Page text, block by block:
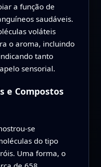
a função de
saudáveis.
voláteis
o aroma, incluindo
tanto
sensorial.
e Compostos
se
do tipo
Uma forma, o